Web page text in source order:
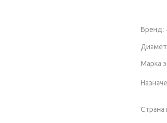
Бренд:
Марка
Страна